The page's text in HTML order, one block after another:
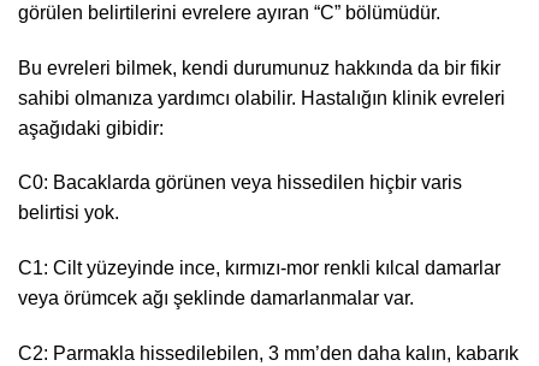
görülen belirtilerini evrelere ayıran “C” bölümüdür.
Bu evreleri bilmek, kendi durumunuz hakkında da bir fikir
sahibi olmanıza yardımcı olabilir. Hastalığın klinik evreleri
aşağıdaki gibidir:
C0: Bacaklarda görünen veya hissedilen hiçbir varis
belirtisi yok.
C1: Cilt yüzeyinde ince, kırmızı-mor renkli kılcal damarlar
veya örümcek ağı şeklinde damarlanmalar var.
C2: Parmakla hissedilebilen, 3 mm’den daha kalın, kabarık